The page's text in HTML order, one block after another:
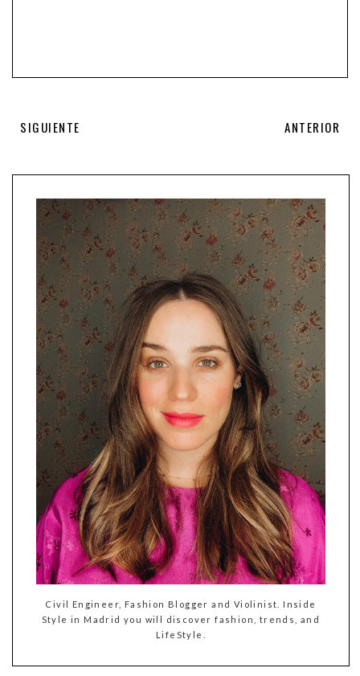
SIGUIENTE ANTERIOR
Civil Engineer, Fashion Blogger and Violinist. Inside
Style in Madrid you will discover fashion, trends, and
LifeStyle.